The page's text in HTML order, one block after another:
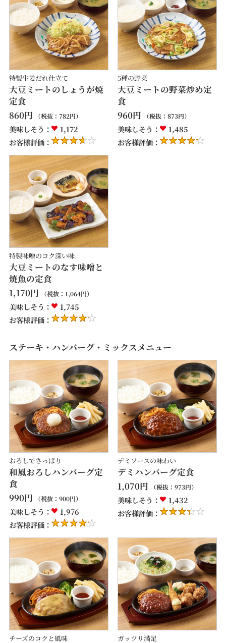
特製生姜だれ仕立て
大豆ミートのしょうが焼
定食
860円 （税抜： 782円）
美味しそう：
1,172
お客様評価：
5種の野菜
大豆ミートの野菜炒め定
食
960円 （税抜： 873円）
美味しそう：
1,485
お客様評価：
特製味噌のコク深い味
大豆ミートのなす味噌と
焼魚の定食
1,170円 （税抜： 1,064円）
美味しそう：
1,745
お客様評価：
ステーキ・ハンバーグ・ミックスメニュー
おろしでさっぱり
和風おろしハンバーグ定
食
990円 （税抜： 900円）
美味しそう：
1,976
お客様評価：
デミソースの味わい
デミハンバーグ定食
1,070円 （税抜： 973円）
美味しそう：
1,432
お客様評価：
チーズのコクと風味 ガッツリ満足